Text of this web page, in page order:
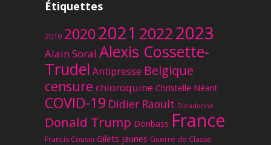
Étiquettes
2019 20202021 20222023
Alain Soral Alexis Cossette-
Trudel Antipresse Belgique
censure chloroquine Christelle Néant
COVID-19 Didier Raoult Dieudonné
Donald Trump Donbass France
Francis Cousin Gilets jaunes Guerre de Classe